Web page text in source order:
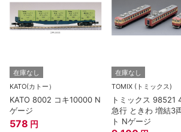
在庫なし
KATO(カトー）
KATO 8002 コキ10000 N
ゲージ
578 円
在庫なし
TOMIX (トミックス)
トミックス 98521
急行 ときわ 増結3
ト Nゲージ